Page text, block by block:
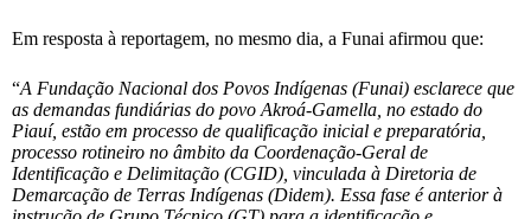
Em resposta à reportagem, no mesmo dia, a Funai afirmou que:
“A Fundação Nacional dos Povos Indígenas (Funai) esclarece que
as demandas fundiárias do povo Akroá-Gamella, no estado do
Piauí, estão em processo de qualificação inicial e preparatória,
processo rotineiro no âmbito da Coordenação-Geral de
Identificação e Delimitação (CGID), vinculada à Diretoria de
Demarcação de Terras Indígenas (Didem). Essa fase é anterior à